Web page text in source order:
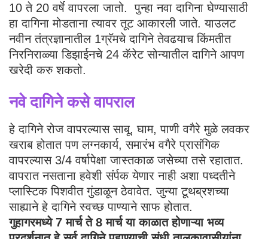
10 ते 20 वर्षे वापरला जातो. पुन्हा नवा दागिना घेण्यासाठी
हा दागिना मोडताना त्यावर तूट आकारली जाते. याउलट
नवीन तंत्रज्ञानातील 1ग्रॅमचे दागिने तेवढयाच किंमतीत
निरनिराळ्या डिझाईनचे 24 कॅरेट सोन्यातील दागिने आपण
खरेदी करु शकतो.
नवे दागिने कसे वापराल
हे दागिने रोज वापरल्यास साबू, घाम, पाणी वगैरे मुळे लवकर
खराब होतात पण लग्नकार्य, समारंभ वगैरे प्रासंगिक
वापरल्यास 3/4 वर्षापेक्षा जास्तकाळ जसेच्या तसे रहातात.
वापरात नसताना हवेशी संर्पक येणार नाही अशा पध्दतीने
प्लास्टिक पिशवीत गुंडाळून ठेवावेत. जुन्या टूथब्रशच्या
साह्याने हे दागिने स्वच्छ पाण्याने साफ होतात.
गुहागरमध्ये 7 मार्च ते 8 मार्च या काळात होणाऱ्या भव्य